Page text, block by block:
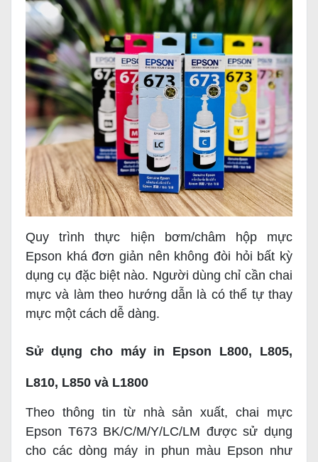
Quy trình thực hiện bơm/châm hộp mực
Epson khá đơn giản nên không đòi hỏi bất kỳ
dụng cụ đặc biệt nào. Người dùng chỉ cần chai
mực và làm theo hướng dẫn là có thể tự thay
mực một cách dễ dàng.
Sử dụng cho máy in Epson L800, L805,
L810, L850 và L1800
Theo thông tin từ nhà sản xuất, chai mực
Epson T673 BK/C/M/Y/LC/LM được sử dụng
cho các dòng máy in phun màu Epson như